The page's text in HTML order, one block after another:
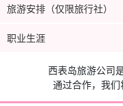
旅游安排（仅限旅行社）
职业生涯
西表岛旅游公司
通过合作，我们